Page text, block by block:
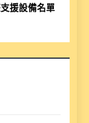
援設備名單